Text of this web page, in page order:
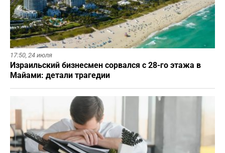
17:50, 24 июля
Израильский бизнесмен сорвался с 28-го этажа в
Майами: детали трагедии